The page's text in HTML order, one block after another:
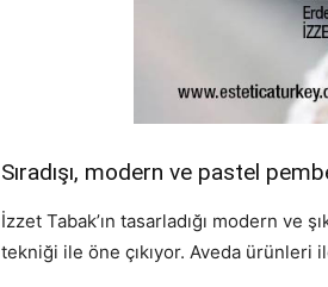
Sıradışı, modern ve pastel
İzzet Tabak’ın tasarladığı modern ve
tekniği ile öne çıkıyor. Aveda